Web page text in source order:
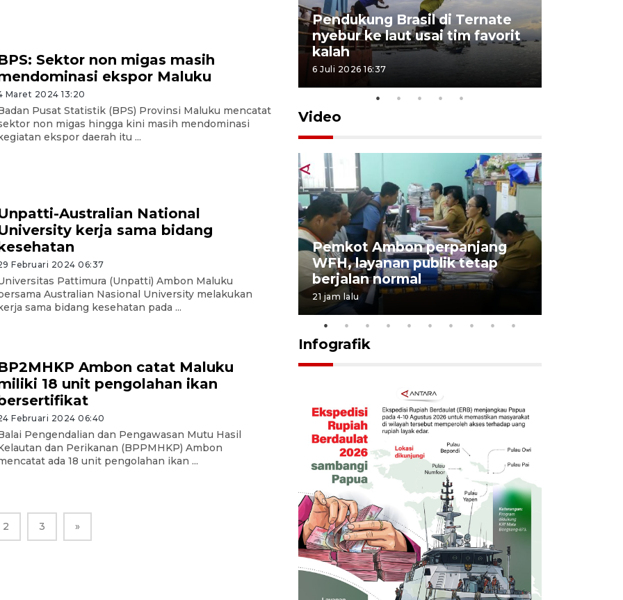
Sektor non migas masih
ekspor Maluku
Maret 2024 13:20
Pusat Statistik (BPS) Provinsi Maluku mencatat
non migas hingga kini masih mendominasi
ekspor daerah itu ...
Australian National
kerja sama bidang
Februari 2024 06:37
Pattimura (Unpatti) Ambon Maluku
Australian Nasional University melakukan
sama bidang kesehatan pada ...
Ambon catat Maluku
18 unit pengolahan ikan
Februari 2024 06:40
Pengendalian dan Pengawasan Mutu Hasil
dan Perikanan (BPPMHKP) Ambon
ada 18 unit pengolahan ikan ...
2 3 »
Pasar Higienis
5 Mei 2026 05:32
Pendukung Brasil di Ternate
nyebur ke laut usai tim favorit
kalah
6 Juli 2026 16:37
Video
Ambon ajak semua pihak buka
ruang pada anak di lembaga
pembinaan
23 Juli 2026 14:28
Pemkot Ambon perpanjang
WFH, layanan publik tetap
berjalan normal
21 jam lalu
Infografik